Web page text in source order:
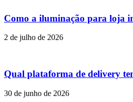
Como a iluminação para loja
2 de julho de 2026
Qual plataforma de delivery
30 de junho de 2026